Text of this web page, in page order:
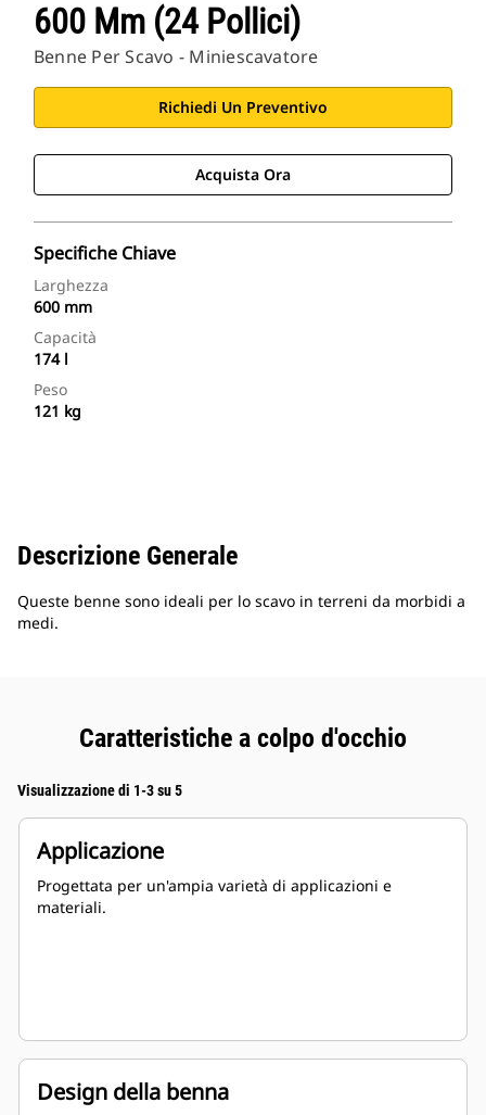
600 Mm (24 Pollici)
Benne Per Scavo - Miniescavatore
Richiedi Un Preventivo
Acquista Ora
Specifiche Chiave
Larghezza
600 mm
Capacità
174 l
Peso
121 kg
Descrizione Generale
Queste benne sono ideali per lo scavo in terreni da morbidi a
medi.
Caratteristiche a colpo d'occhio
Visualizzazione di 1-3 su 5
Applicazione
Progettata per un'ampia varietà di applicazioni e
materiali.
Design della benna